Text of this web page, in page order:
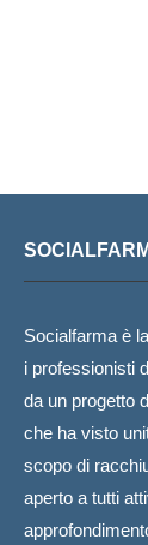
Socialfarma è
i professionisti
da un progetto
che ha visto
scopo di
aperto a tutti